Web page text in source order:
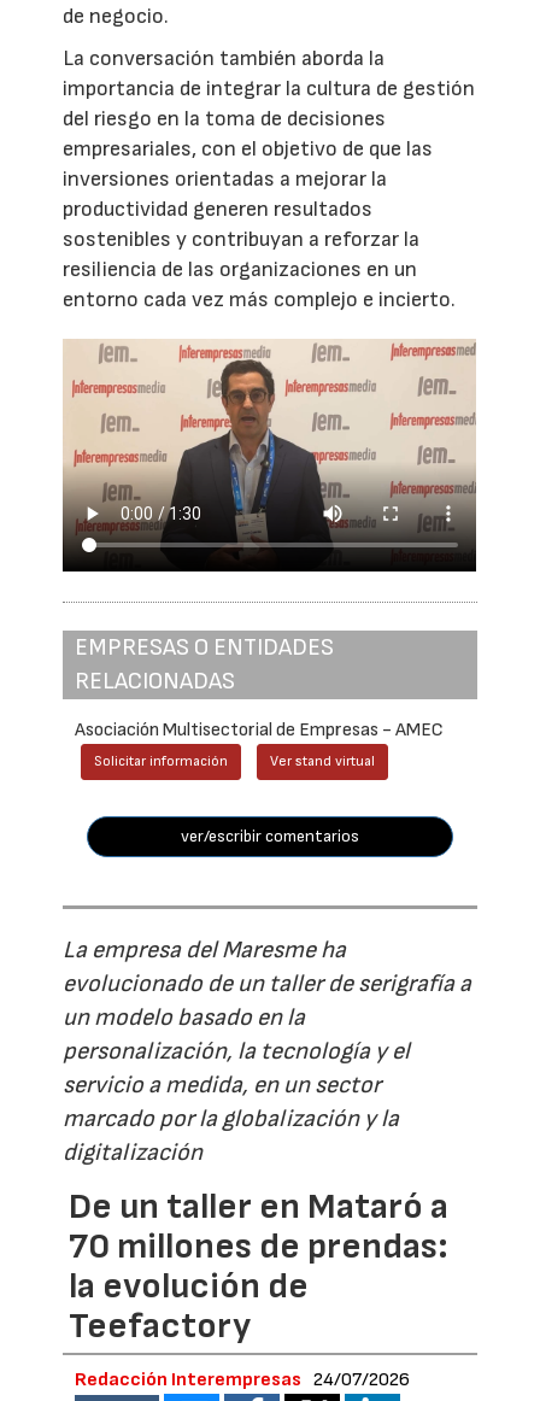
de negocio.
La conversación también aborda la
importancia de integrar la cultura de gestión
del riesgo en la toma de decisiones
empresariales, con el objetivo de que las
inversiones orientadas a mejorar la
productividad generen resultados
sostenibles y contribuyan a reforzar la
resiliencia de las organizaciones en un
entorno cada vez más complejo e incierto.
EMPRESAS O ENTIDADES
RELACIONADAS
Asociación Multisectorial de Empresas - AMEC
Solicitar información Ver stand virtual
ver/escribir comentarios
La empresa del Maresme ha
evolucionado de un taller de serigrafía a
un modelo basado en la
personalización, la tecnología y el
servicio a medida, en un sector
marcado por la globalización y la
digitalización
De un taller en Mataró a
70 millones de prendas:
la evolución de
Teefactory
Redacción Interempresas 24/07/2026